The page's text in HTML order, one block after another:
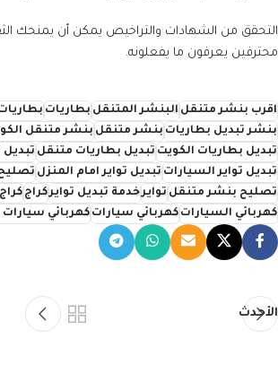
التحقق من الشهادات والتراخيص يمكن أن يمنحك
محترفين يعرفون ما يفعلونه.
اقرب بنشر متنقل البنشر المتنقل بطاريات
بنشر تبديل بطاريات بنشر متنقل بنشر متنقل
تبديل بطاريات الكويت تبديل بطاريات متنقل تبديل
تبديل تواير السيارات تبديل تواير امام المنزل
تصليح بنشر متنقل توايرخدمة تبديل توايركراج
كهربائي السيارات كهربائي سيارات كهربائي
الأحدث